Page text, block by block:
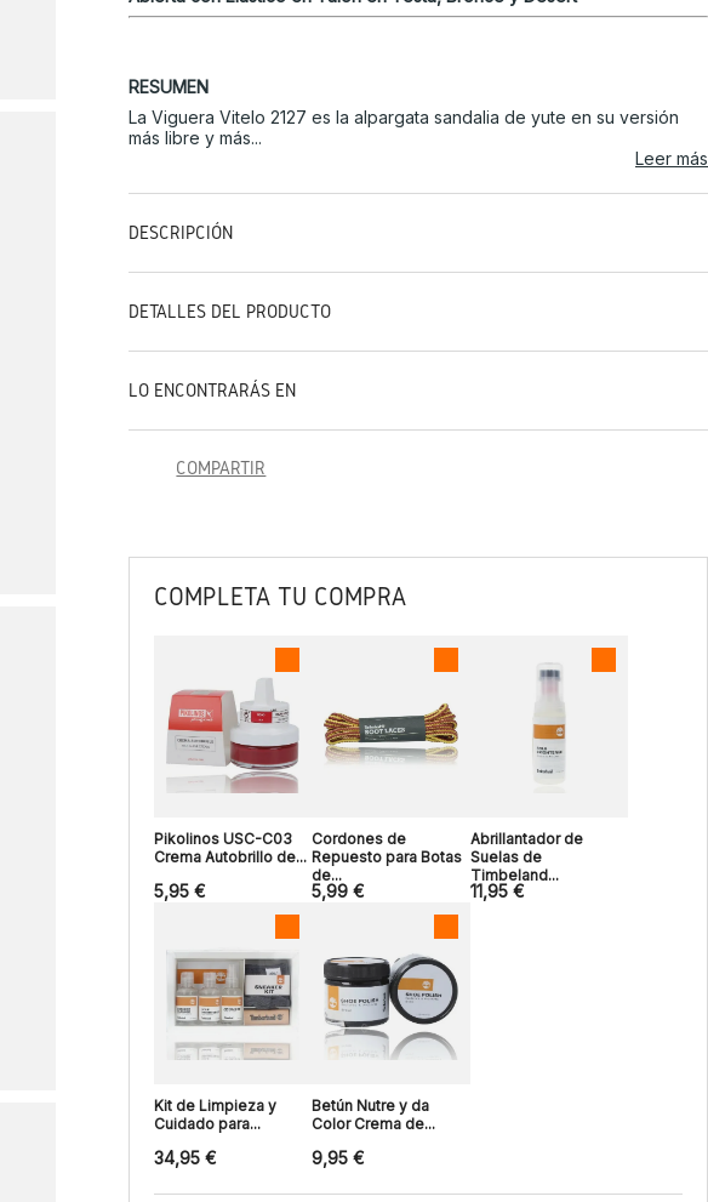
RESUMEN
La Viguera Vitelo 2127 es la alpargata sandalia de yute en su versión
más libre y más...
Leer más
DESCRIPCIÓN
DETALLES DEL PRODUCTO
LO ENCONTRARÁS EN
COMPARTIR
COMPLETA TU COMPRA
Pikolinos USC-C03
Crema Autobrillo de...
5,95 €
Cordones de
Repuesto para Botas
de...
5,99 €
Abrillantador de
Suelas de
Timbeland...
11,95 €
Kit de Limpieza y
Cuidado para...
34,95 €
Betún Nutre y da
Color Crema de...
9,95 €